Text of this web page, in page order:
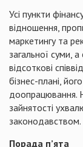
Усі пункти
відношення,
маркетингу та
загальної суми,
відсоткові
бізнес-плані,
доопрацювання.
зайнятості
законодавством.
Порада п’ята